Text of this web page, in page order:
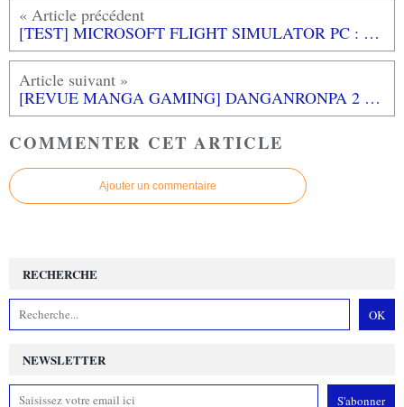
[TEST] MICROSOFT FLIGHT SIMULATOR PC : Le monde entier s'offre à nous !
[REVUE MANGA GAMING] DANGANRONPA 2 TOME 1 aux éditions MANA BOOKS
COMMENTER CET ARTICLE
Ajouter un commentaire
NEWSLETTER
RECHERCHE